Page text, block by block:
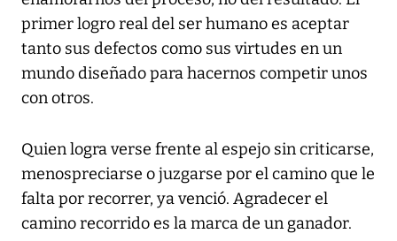
primer logro real del ser humano es aceptar
tanto sus defectos como sus virtudes en un
mundo diseñado para hacernos competir unos
con otros.
Quien logra verse frente al espejo sin criticarse,
menospreciarse o juzgarse por el camino que le
falta por recorrer, ya venció. Agradecer el
camino recorrido es la marca de un ganador.